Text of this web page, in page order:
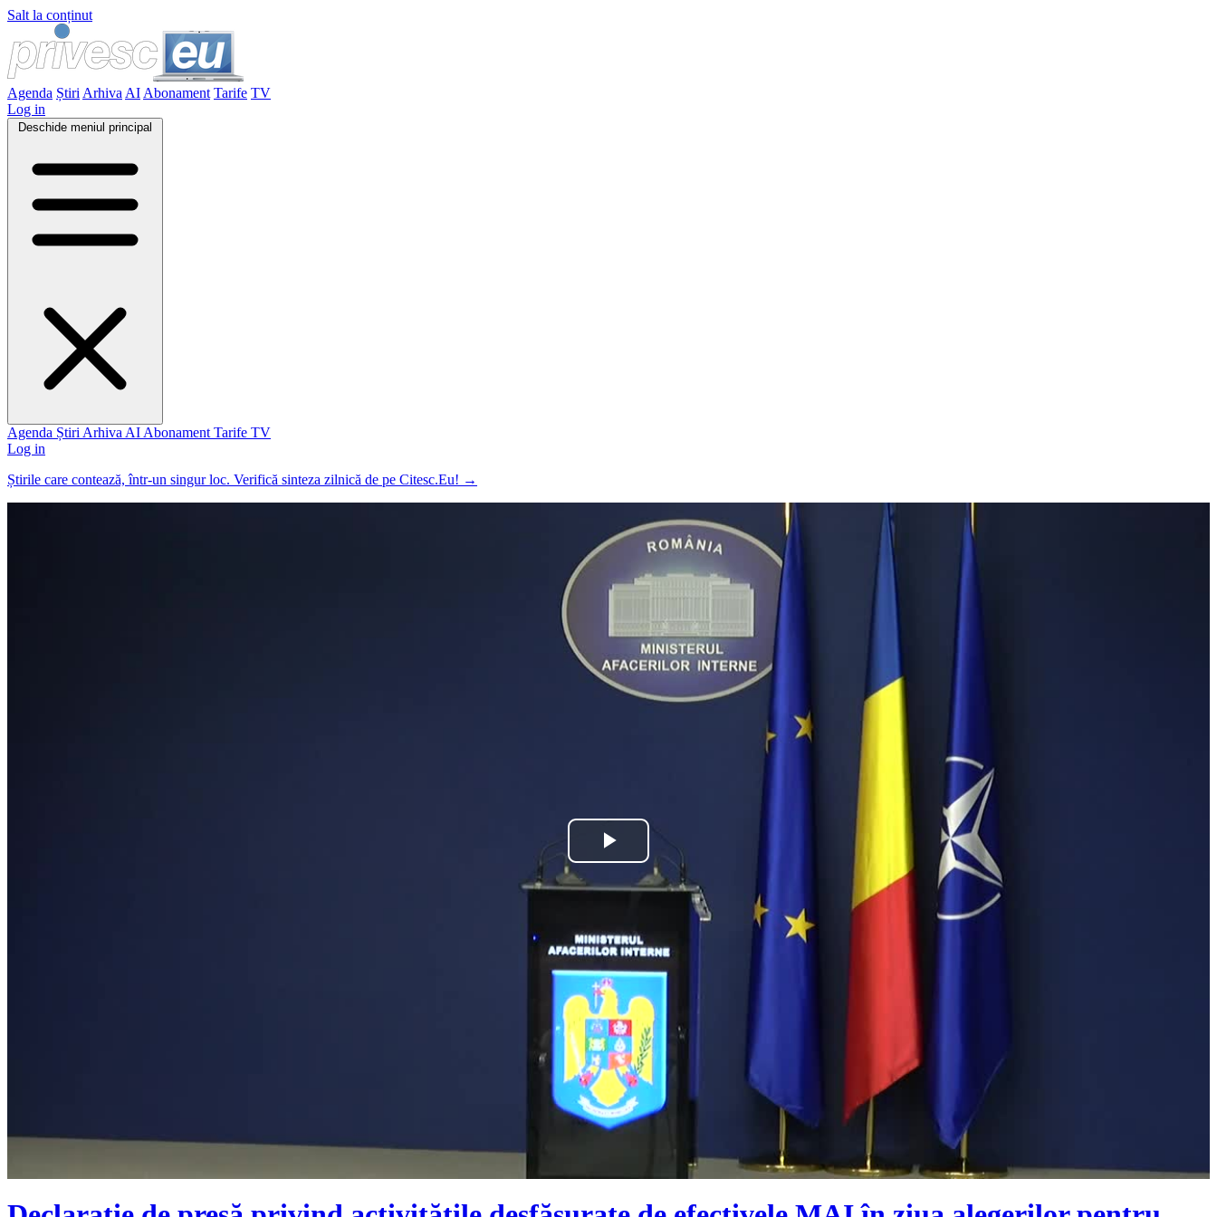
Salt la conținut
Agenda Știri Arhiva AI Abonament Tarife TV
Log in
Deschide meniul principal
Agenda Știri Arhiva AI Abonament Tarife TV
Log in
Știrile care contează, într-un singur loc. Verifică sinteza zilnică de pe Citesc.Eu! →
Play
Video